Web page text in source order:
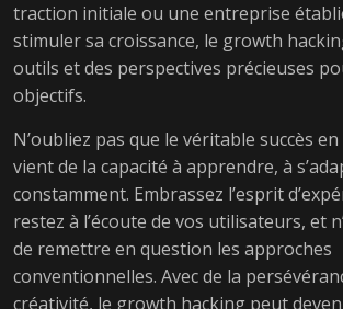
traction initiale ou une entreprise
stimuler sa croissance, le growth
outils et des perspectives précieuses
objectifs.
N’oubliez pas que le véritable succès
vient de la capacité à apprendre, à
constamment. Embrassez l’esprit
restez à l’écoute de vos utilisateurs, et
de remettre en question les approches
conventionnelles. Avec de la
créativité, le growth hacking peut